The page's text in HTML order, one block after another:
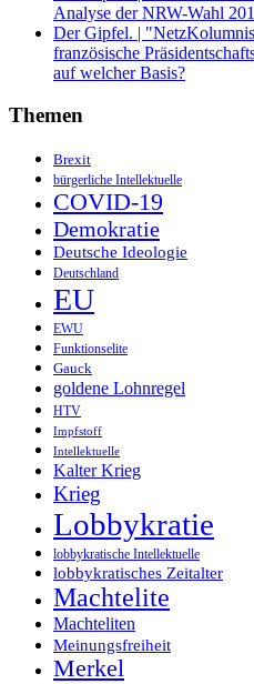
Analyse der NRW-Wahl
Der Gipfel. |
französische
auf welcher Basis?
Themen
Brexit
bürgerliche Intellektuelle
COVID-19
Demokratie
Deutsche Ideologie
Deutschland
EU
EWU
Funktionselite
Gauck
goldene Lohnregel
HTV
Impfstoff
Intellektuelle
Kalter Krieg
Krieg
Lobbykratie
lobbykratische Intellektuelle
lobbykratisches Zeitalter
Machtelite
Machteliten
Meinungsfreiheit
Merkel